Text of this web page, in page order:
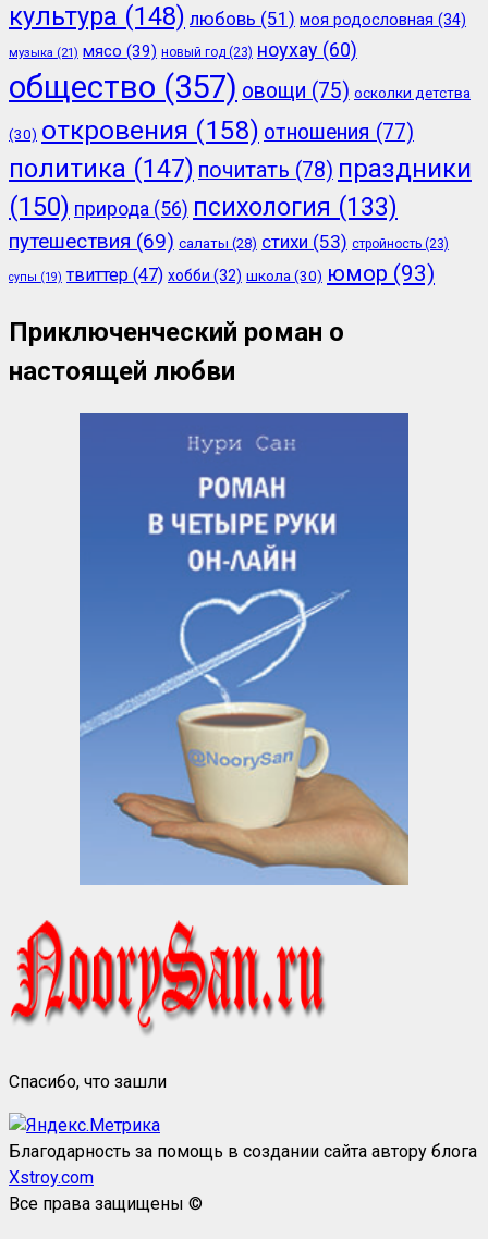
культура (148) любовь (51) моя родословная (34)
музыка (21) мясо (39) новый год (23) ноухау (60)
общество (357) овощи (75) осколки детства
(30) откровения (158) отношения (77)
политика (147) почитать (78) праздники
(150) природа (56) психология (133)
путешествия (69) салаты (28) стихи (53) стройность (23)
супы (19) твиттер (47) хобби (32) школа (30) юмор (93)
Приключенческий роман о
настоящей любви
Спасибо, что зашли
Благодарность за помощь в создании сайта автору блога
Xstroy.com
Все права защищены ©